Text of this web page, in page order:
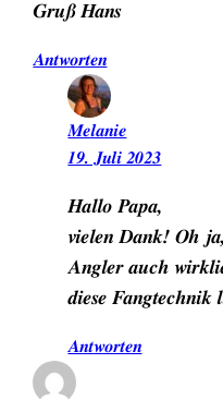
Gruß Hans
Antworten
Melanie
19. Juli 2023
Hallo Papa,
vielen Dank! Oh
Angler auch
diese Fangtechnik
Antworten